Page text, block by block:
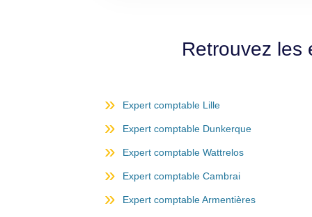
Retrouvez les
Expert comptable Lille
Expert comptable Dunkerque
Expert comptable Wattrelos
Expert comptable Cambrai
Expert comptable Armentières